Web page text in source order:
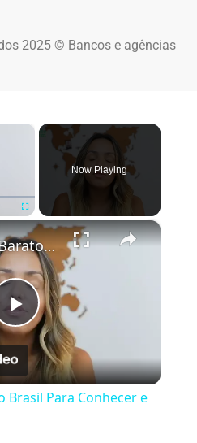
2025 © Bancos e agências
×
Fullscreen
Now Playing
×
Play Video
5 Destinos Baratos no Brasil Para Conhecer e Amar! 🇧🇷✨
Brasil Para Conhecer e